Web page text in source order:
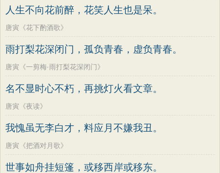
人生不向花前醉，花笑人生也是呆。
唐寅《花下酌酒歌》
雨打梨花深闭门，孤负青春，虚负青春。
唐寅《一剪梅·雨打梨花深闭门》
名不显时心不朽，再挑灯火看文章。
唐寅《夜读》
我愧虽无李白才，料应月不嫌我丑。
唐寅《把酒对月歌》
世事如舟挂短篷，或移西岸或移东。